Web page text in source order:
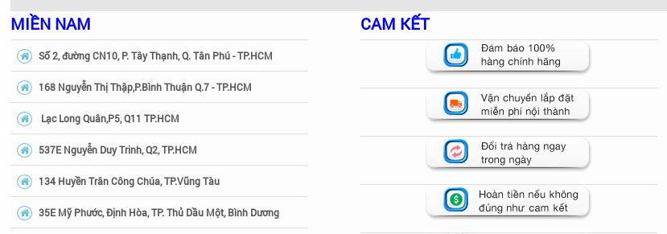
MIỀN NAM
Số 2, đường CN10, P. Tây Thạnh, Q. Tân Phú - TP.HCM
168 Nguyễn Thị Thập,P.Bình Thuận Q.7 - TP.HCM
Lạc Long Quân,P5, Q11 TP.HCM
537E Nguyễn Duy Trinh, Q2, TP.HCM
134 Huyền Trân Công Chúa, TP.Vũng Tàu
35E Mỹ Phước, Định Hòa, TP. Thủ Dầu Một, Bình Dương
CAM KẾT